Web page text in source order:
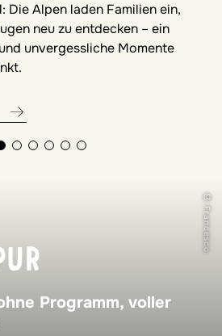
Die Alpen laden Familien ein,
neu zu entdecken – ein
unvergessliche Momente
© Francesco
Programm, voller